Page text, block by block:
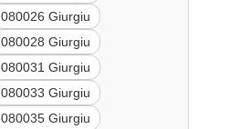
080026 Giurgiu
080028 Giurgiu
080031 Giurgiu
080033 Giurgiu
080035 Giurgiu